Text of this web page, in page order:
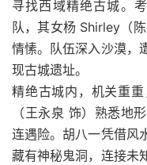
寻找西域精绝古城。
队，其女杨 Shirley（
情愫。队伍深入沙漠，
现古城遗址。
精绝古城内，机关重
（王永泉 饰）熟悉地
连遇险。胡八一凭借风
藏有神秘鬼洞，连接未